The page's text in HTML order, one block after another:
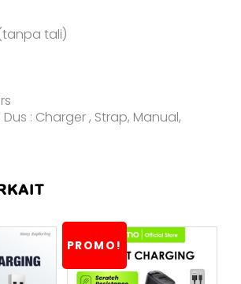
tali)
: Charger , Strap, Manual,
PROMO!